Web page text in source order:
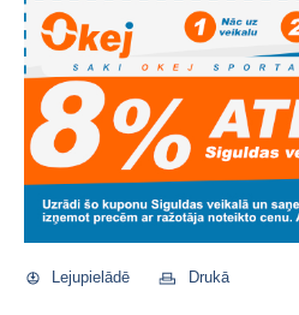
Lejupielādē Drukā